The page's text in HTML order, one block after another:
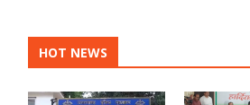
HOT NEWS